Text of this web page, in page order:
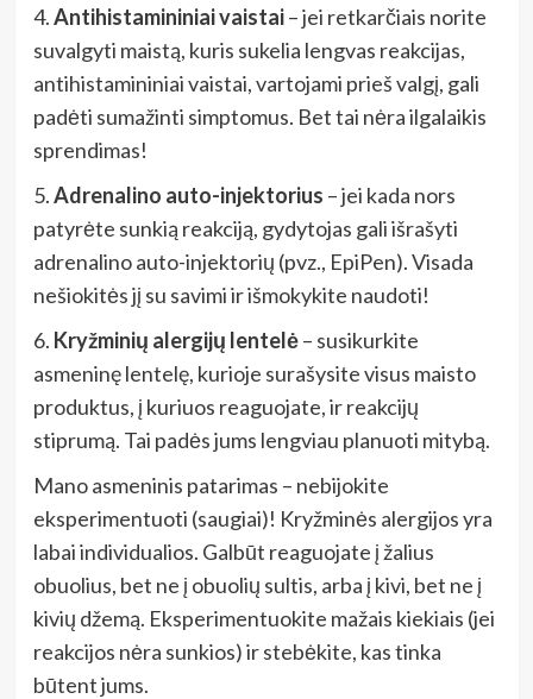
4.Antihistamininiai vaistai– jei retkarčiais norite
suvalgyti maistą, kuris sukelia lengvas reakcijas,
antihistamininiai vaistai, vartojami prieš valgį, gali
padėti sumažinti simptomus. Bet tai nėra ilgalaikis
sprendimas!
5.Adrenalino auto-injektorius – jei kada nors
patyrėte sunkią reakciją, gydytojas gali išrašyti
adrenalino auto-injektorių (pvz., EpiPen). Visada
nešiokitės jį su savimi ir išmokykite naudoti!
6. Kryžminių alergijų lentelė– susikurkite
asmeninę lentelę, kurioje surašysite visus maisto
produktus, į kuriuos reaguojate, ir reakcijų
stiprumą. Tai padės jums lengviau planuoti mitybą.
Mano asmeninis patarimas – nebijokite
eksperimentuoti (saugiai)! Kryžminės alergijos yra
labai individualios. Galbūt reaguojate į žalius
obuolius, bet ne į obuolių sultis, arba į kivi, bet ne į
kivių džemą. Eksperimentuokite mažais kiekiais (jei
reakcijos nėra sunkios) ir stebėkite, kas tinka
būtent jums.